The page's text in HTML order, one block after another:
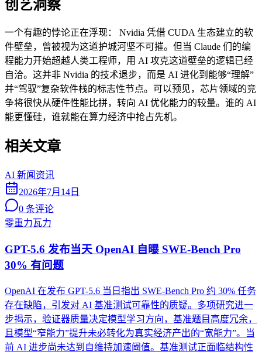
创艺洞察
一个有趣的悖论正在浮现： Nvidia 凭借 CUDA 生态建立的软
件壁垒，曾被视为这道护城河坚不可摧。但当 Claude 们的编
程能力开始超越人类工程师，用 AI 攻克这道壁垒的逻辑已经
自洽。这并非 Nvidia 的技术退步，而是 AI 进化到能够“理解”
并“驾驭”复杂软件栈的标志性节点。可以预见，芯片领域的竞
争将很快从硬件性能比拼，转向 AI 优化能力的较量。谁的 AI
能更懂硅，谁就能在算力经济中抢占先机。
相关文章
AI 新闻资讯
2026年7月14日
0 条评论
零重力瓦力
GPT-5.6 发布当天 OpenAI 自曝 SWE-Bench Pro
30% 有问题
OpenAI 在发布 GPT-5.6 当日指出 SWE-Bench Pro 约 30% 任务
存在缺陷，引发对 AI 基准测试可靠性的质疑。多项研究进一
步揭示，验证器质量决定模型学习方向，基准题目高度冗余，
且模型“窄能力”提升未必转化为真实经济产出的“宽能力”。当
前 AI 进步尚未达到自维持加速阈值。基准测试正面临结构性